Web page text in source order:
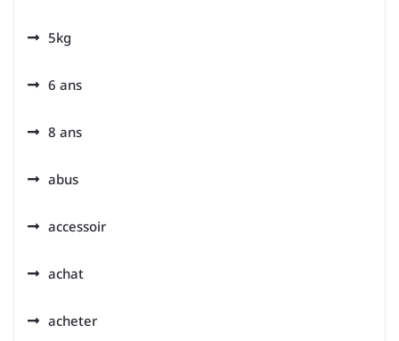
5kg
6 ans
8 ans
abus
accessoir
achat
acheter